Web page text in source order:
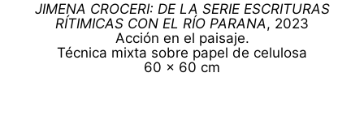
JIMENA CROCERI: DE LA SERIE ESCRITURAS
RÍTIMICAS CON EL RÍO PARANA, 2023
Acción en el paisaje.
Técnica mixta sobre papel de celulosa
60 x 60 cm